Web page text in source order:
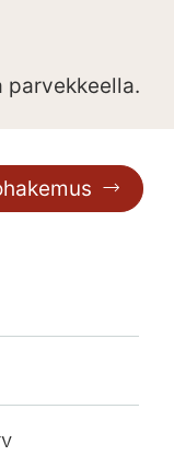
parvekkeella.